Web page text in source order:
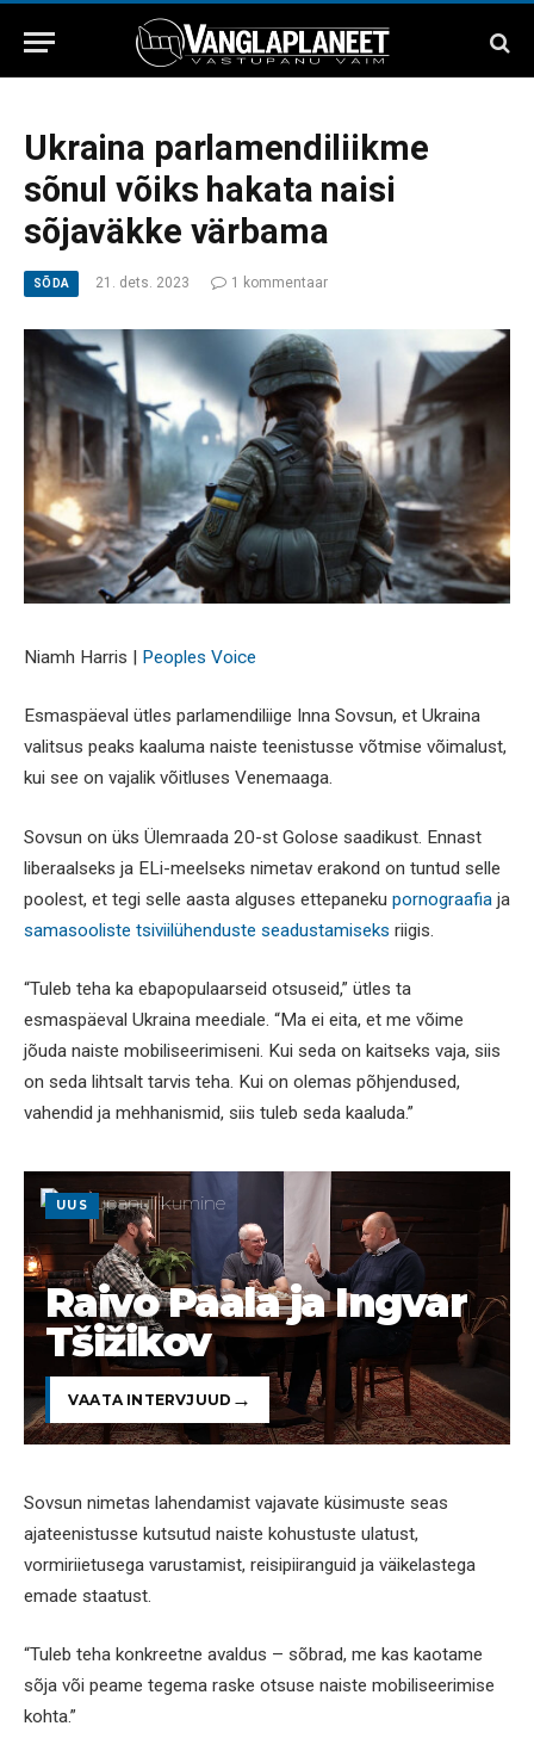
Ukraina parlamendiliikme
sõnul võiks hakata naisi
sõjaväkke värbama
SÕDA 21. dets. 2023 1 kommentaar
Niamh Harris | Peoples Voice
Esmaspäeval ütles parlamendiliige Inna Sovsun, et Ukraina
valitsus peaks kaaluma naiste teenistusse võtmise võimalust,
kui see on vajalik võitluses Venemaaga.
Sovsun on üks Ülemraada 20-st Golose saadikust. Ennast
liberaalseks ja ELi-meelseks nimetav erakond on tuntud selle
poolest, et tegi selle aasta alguses ettepaneku pornograafia ja
samasooliste tsiviilühenduste seadustamiseks riigis.
“Tuleb teha ka ebapopulaarseid otsuseid,” ütles ta
esmaspäeval Ukraina meediale. “Ma ei eita, et me võime
jõuda naiste mobiliseerimiseni. Kui seda on kaitseks vaja, siis
on seda lihtsalt tarvis teha. Kui on olemas põhjendused,
vahendid ja mehhanismid, siis tuleb seda kaaluda.”
UUS
Raivo Paala ja Ingvar
Tšižikov
VAATA INTERVJUUD
Sovsun nimetas lahendamist vajavate küsimuste seas
ajateenistusse kutsutud naiste kohustuste ulatust,
vormiriietusega varustamist, reisipiiranguid ja väikelastega
emade staatust.
“Tuleb teha konkreetne avaldus – sõbrad, me kas kaotame
sõja või peame tegema raske otsuse naiste mobiliseerimise
kohta.”